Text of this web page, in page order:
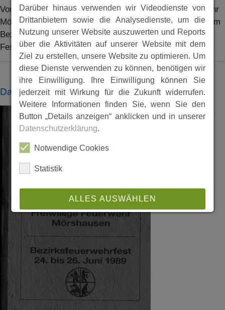
Vom 24. bis 26. Juni 1989 feierte die Freiwillige Feuerwehr
Mörshausen ihr 60jähriges Bestehen, verbunden mit einem
Bezirksfeuerwehrfest. Aus diesem Anlass wurde eine
Festschrift herausgegeben.
Dateien
Darüber hinaus verwenden wir Videodienste von
Drittanbietern sowie die Analysedienste, um die
Nutzung unserer Website auszuwerten und Reports
über die Aktivitäten auf unserer Website mit dem
Ziel zu erstellen, unsere Website zu optimieren. Um
diese Dienste verwenden zu können, benötigen wir
ihre Einwilligung. Ihre Einwilligung können Sie
jederzeit mit Wirkung für die Zukunft widerrufen.
Weitere Informationen finden Sie, wenn Sie den
Button „Details anzeigen“ anklicken und in unserer
Datenschutzerklärung.
Notwendige Cookies
Statistik
ALLES AUSWÄHLEN
ABLEHNEN
SPEICHERN
Details anzeigen
Impressum|Datenschutz